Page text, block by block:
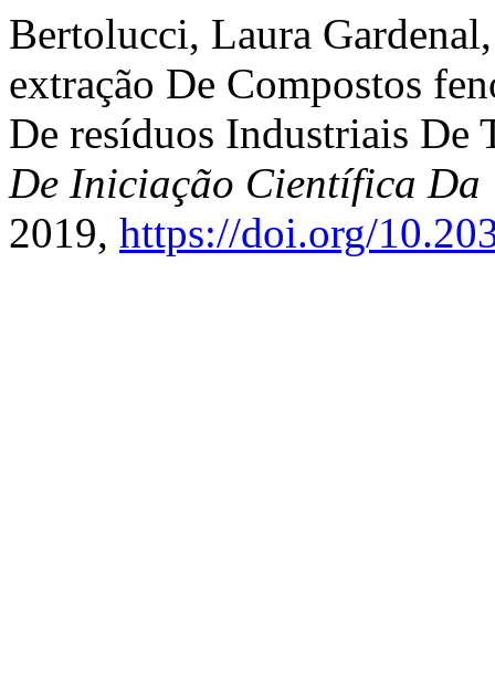
Bertolucci, Laura
extração De Compostos
De resíduos Industriais De
De Iniciação Científica Da
2019, https://doi.org/